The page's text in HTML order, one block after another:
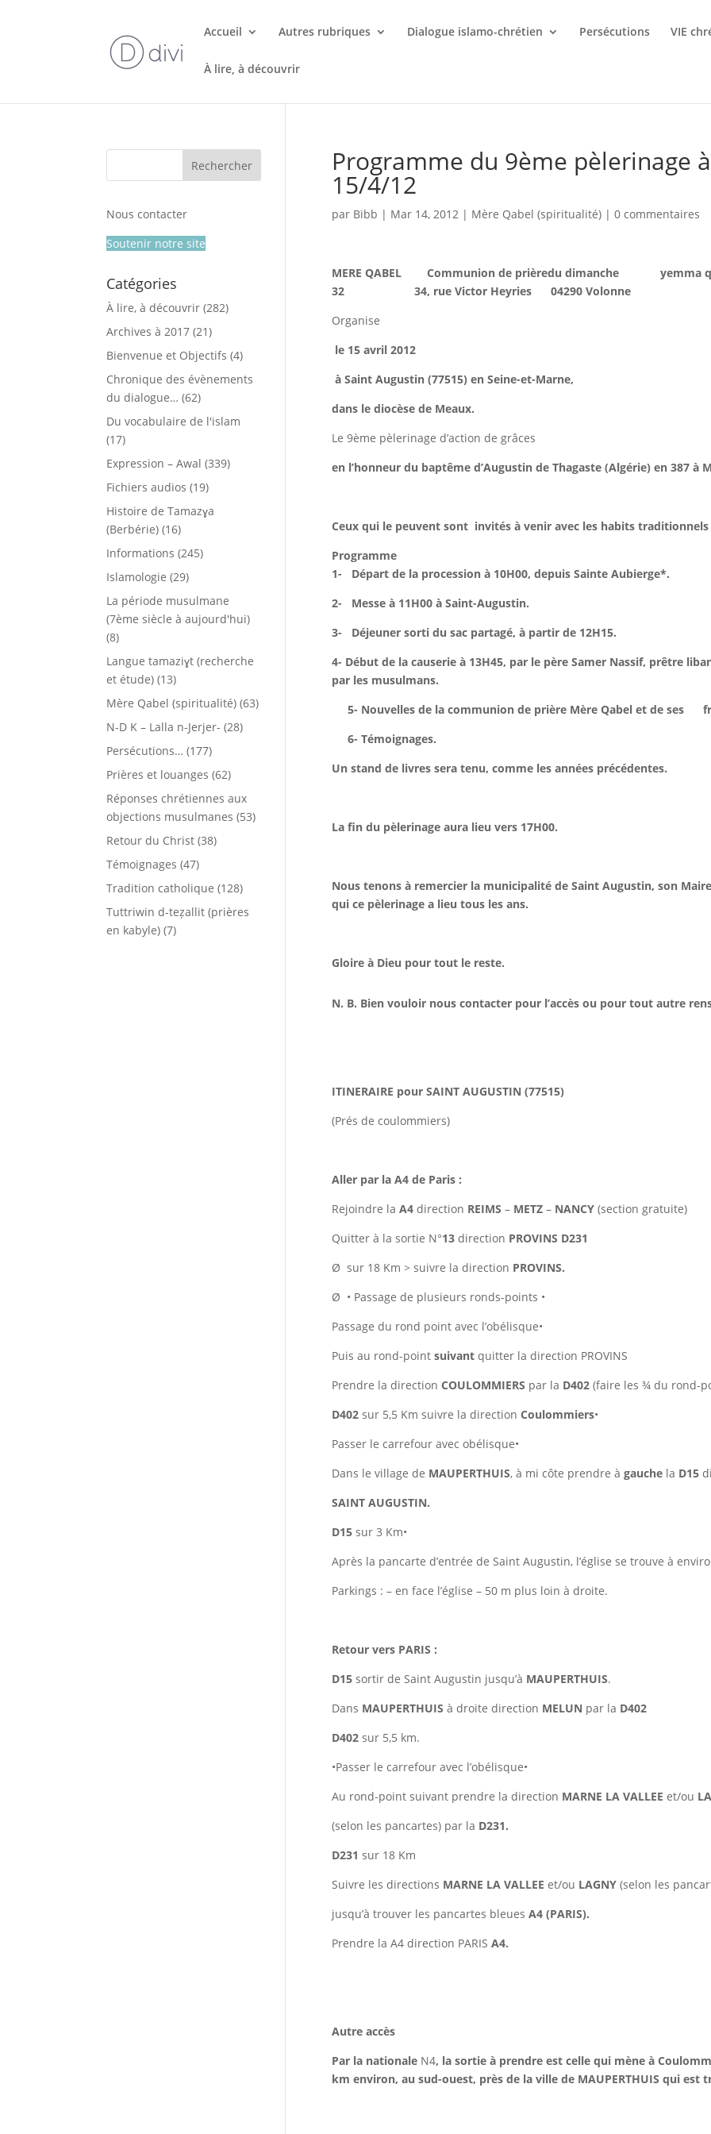
Accueil Autres rubriques Dialogue islamo-chrétien Persécutions VIE
À lire, à découvrir
Programme du 9ème pèlerinage à
15/4/12
par Bibb | Mar 14, 2012| Mère Qabel (spiritualité)| 0 commentaires
MERE QABEL Communion de prièredu dimanche yemma
32
34, rue Victor Heyries 04290 Volonne
Organise
le 15 avril 2012
à Saint Augustin (77515) en Seine-et-Marne,
dans le diocèse de Meaux.
Le 9ème pèlerinage d’action de grâces
en l’honneur du baptême d’Augustin de Thagaste (Algérie) en 387 à
Ceux qui le peuvent sont invités à venir avec les habits traditionnels
Programme
1-
Départ de la procession à 10H00, depuis Sainte Aubierge*.
2-
Messe à 11H00 à Saint-Augustin.
3-
Déjeuner sorti du sac partagé, à partir de 12H15.
4- Début de la causerie à 13H45, par le père Samer Nassif, prêtre
par les musulmans.
5- Nouvelles de la communion de prière Mère Qabel et de ses
6- Témoignages.
Un stand de livres sera tenu, comme les années précédentes.
La fin du pèlerinage aura lieu vers 17H00.
Nous tenons à remercier la municipalité de Saint Augustin, son
qui ce pèlerinage a lieu tous les ans.
Gloire à Dieu pour tout le reste.
N. B. Bien vouloir nous contacter pour l’accès ou pour tout autre
ITINERAIRE pour SAINT AUGUSTIN (77515)
(Prés de coulommiers)
Aller par la A4 de Paris :
Rejoindre la A4 direction REIMS – METZ – NANCY (section gratuite)
Quitter à la sortie N°13 direction PROVINS D231
Ø sur 18 Km > suivre la direction PROVINS.
Ø • Passage de plusieurs ronds-points •
Passage du rond point avec l’obélisque•
Puis au rond-point suivant quitter la direction PROVINS
Prendre la direction COULOMMIERS par la D402 (faire les ¾ du rond-
D402 sur 5,5 Km suivre la direction Coulommiers•
Passer le carrefour avec obélisque•
Dans le village de MAUPERTHUIS, à mi côte prendre à gauche la D15
SAINT AUGUSTIN.
D15 sur 3 Km•
Après la pancarte d’entrée de Saint Augustin, l’église se trouve à
Parkings : – en face l’église – 50 m plus loin à droite.
Retour vers PARIS :
D15 sortir de Saint Augustin jusqu’à MAUPERTHUIS.
Dans MAUPERTHUIS à droite direction MELUN par la D402
D402 sur 5,5 km.
•Passer le carrefour avec l’obélisque•
Au rond-point suivant prendre la direction MARNE LA VALLEE et/ou
(selon les pancartes) par la D231.
D231 sur 18 Km
Suivre les directions MARNE LA VALLEE et/ou LAGNY (selon les
jusqu’à trouver les pancartes bleues A4 (PARIS).
Prendre la A4 direction PARIS A4.
Autre accès
Par la nationale N4, la sortie à prendre est celle qui mène à
km environ, au sud-ouest, près de la ville de MAUPERTHUIS qui est
Nous contacter
Soutenir notre site
Catégories
À lire, à découvrir (282)
Archives à 2017 (21)
Bienvenue et Objectifs (4)
Chronique des évènements
du dialogue… (62)
Du vocabulaire de l'islam
(17)
Expression – Awal (339)
Fichiers audios (19)
Histoire de Tamazɣa
(Berbérie) (16)
Informations (245)
Islamologie (29)
La période musulmane
(7ème siècle à aujourd'hui)
(8)
Langue tamaziɣt (recherche
et étude) (13)
Mère Qabel (spiritualité) (63)
N-D K – Lalla n-Jerjer- (28)
Persécutions… (177)
Prières et louanges (62)
Réponses chrétiennes aux
objections musulmanes (53)
Retour du Christ (38)
Témoignages (47)
Tradition catholique (128)
Tuttriwin d-teẓallit (prières
en kabyle) (7)